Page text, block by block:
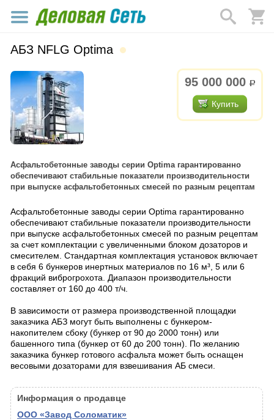
АБЗ NFLG Optima
95 000 000 р.
Купить
Асфальтобетонные заводы серии Optima гарантированно
обеспечивают стабильные показатели производительности
при выпуске асфальтобетонных смесей по разным рецептам
Асфальтобетонные заводы серии Optima гарантированно
обеспечивают стабильные показатели производительности
при выпуске асфальтобетонных смесей по разным рецептам
за счет комплектации с увеличенными блоком дозаторов и
смесителем. Стандартная комплектация установок включает
в себя 6 бункеров инертных материалов по 16 м³, 5 или 6
фракций виброгрохота. Диапазон производительности
составляет от 160 до 400 т/ч.
В зависимости от размера производственной площадки
заказчика АБЗ могут быть выполнены с бункером-
накопителем сбоку (бункер от 90 до 2000 тонн) или
башенного типа (бункер от 60 до 200 тонн). По желанию
заказчика бункер готового асфальта может быть оснащен
весовыми дозаторами для взвешивания АБ смеси.
Информация о продавце
ООО «Завод Соломатик»